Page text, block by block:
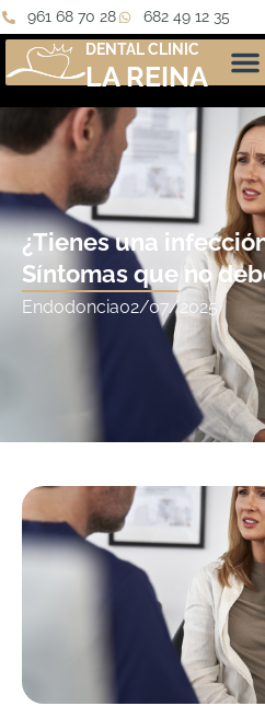
961 68 70 28
682 49 12 35
DENTAL CLINIC
LA REINA
¿Tienes una
Síntomas que no
Endodoncia02/07/2025